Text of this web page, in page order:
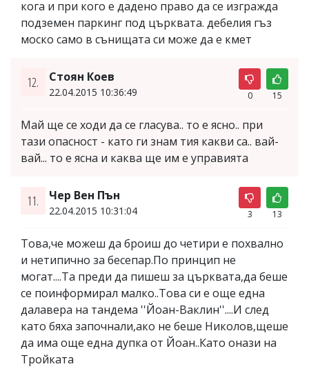
кога и при кого е дадено право да се изгражда
подземен паркинг под църквата. дебелия гъз
моско само в сънищата си може да е кмет
12. Стоян Коев
22.04.2015 10:36:49 0 15
Май ще се ходи да се гласува.. то е ясно.. при
тази опасност - като ги знам тия какви са.. вай-
вай... то е ясна и каква ще им е управията
11. Чер Вен Пън
22.04.2015 10:31:04 3 13
Това,че можеш да броиш до четири е похвално
и нетипично за бесепар.По принцип не
могат....Та преди да пишеш за църквата,да беше
се поинформирал малко..Това си е още една
далaвера на тандема ''Йоан-Ваклин''....И след
като бяха започнали,ако не беше Николов,щеше
да има още една дупка от Йоан..Като онази на
Тройката